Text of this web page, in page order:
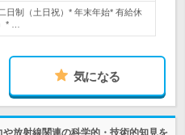
日制（土日祝）* 年末年始* 有給休
* …
気になる
放射線関連の科学的・技術的知見を